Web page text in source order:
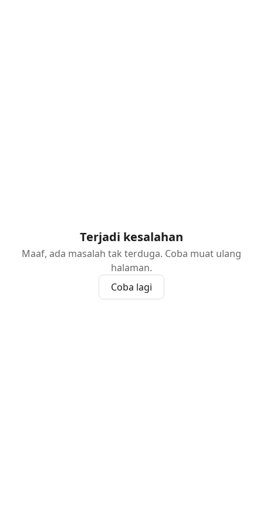
Terjadi kesalahan
Maaf, ada masalah tak terduga. Coba muat ulang
halaman.
Coba lagi